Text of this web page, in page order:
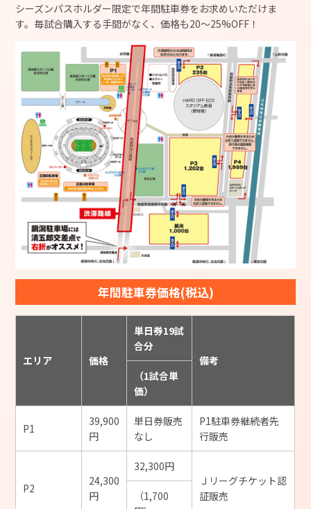
シーズンパスホルダー限定で年間駐車券をお求めいただけま
す。毎試合購入する手間がなく、価格も20〜25%OFF！
年間駐車券価格(税込)
エリア 価格
単日券19試
合分
備考
（1試合単
価）
P1
39,900
円
単日券販売
なし
P1駐車券継続者先
行販売
P2
24,300
円
32,300円
Ｊリーグチケット認
証販売
（1,700